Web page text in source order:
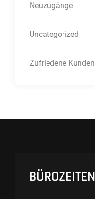
Neuzugänge
Uncategorized
Zufriedene Kunden
BÜROZEITEN